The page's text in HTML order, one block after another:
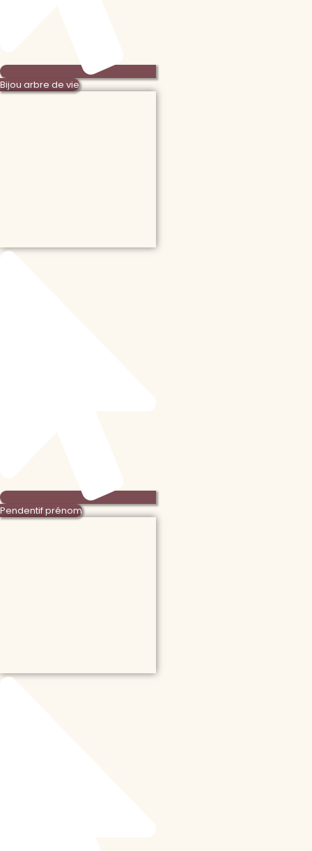
Bijou arbre de vie
Pendentif prénom